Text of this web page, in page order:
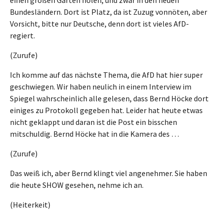
Bundesländern. Dort ist Platz, da ist Zuzug vonnöten, aber
Vorsicht, bitte nur Deutsche, denn dort ist vieles AfD-
regiert.
(Zurufe)
Ich komme auf das nächste Thema, die AfD hat hier super
geschwiegen. Wir haben neulich in einem Interview im
Spiegel wahrscheinlich alle gelesen, dass Bernd Höcke dort
einiges zu Protokoll gegeben hat. Leider hat heute etwas
nicht geklappt und daran ist die Post ein bisschen
mitschuldig. Bernd Höcke hat in die Kamera des …
(Zurufe)
Das weiß ich, aber Bernd klingt viel angenehmer. Sie haben
die heute SHOW gesehen, nehme ich an.
(Heiterkeit)